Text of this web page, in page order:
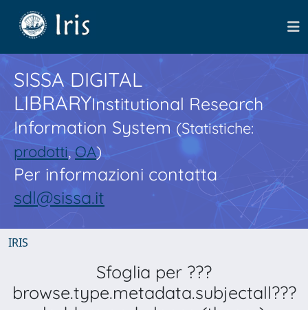
SISSA DIGITAL
LIBRARYInstitutional Research
Information System(Statistiche:
prodotti,OA)
Per informazioni contatta
sdl@sissa.it
IRIS
Sfoglia per ???
browse.type.metadata.subjectall???